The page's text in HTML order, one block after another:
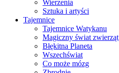
Wierzenia
Sztuka i artyści
Tajemnice
Tajemnice Watykanu
Magiczny świat zwierząt
Błękitna Planeta
Wszechświat
Co może mózg